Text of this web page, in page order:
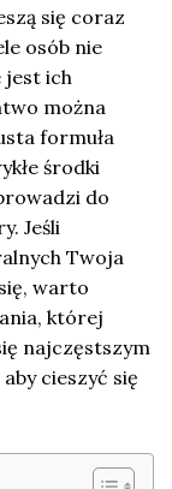
się coraz
osób nie
jest ich
można
formuła
środki
do
Jeśli
Twoja
warto
której
najczęstszym
cieszyć się